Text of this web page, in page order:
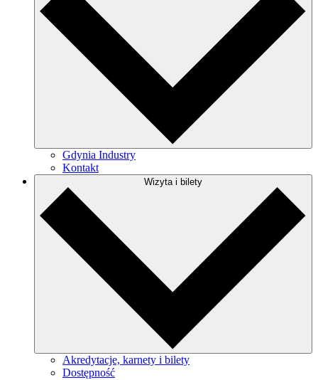
Gdynia Industry
Kontakt
Wizyta i bilety
Akredytacje, karnety i bilety
Dostępność